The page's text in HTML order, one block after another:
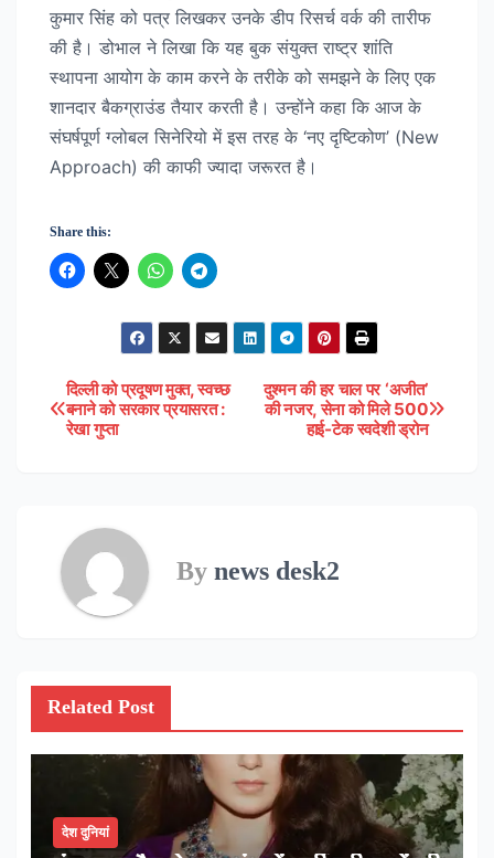
कुमार सिंह को पत्र लिखकर उनके डीप रिसर्च वर्क की तारीफ
की है। डोभाल ने लिखा कि यह बुक संयुक्त राष्ट्र शांति
स्थापना आयोग के काम करने के तरीके को समझने के लिए एक
शानदार बैकग्राउंड तैयार करती है। उन्होंने कहा कि आज के
संघर्षपूर्ण ग्लोबल सिनेरियो में इस तरह के ‘नए दृष्टिकोण’ (New
Approach) की काफी ज्यादा जरूरत है।
Share this:
Post
navigation
दुश्मन की हर चाल पर ‘अजीत’
की नजर, सेना को मिले 500
हाई-टेक स्वदेशी ड्रोन
दिल्ली को प्रदूषण मुक्त, स्वच्छ
बनाने को सरकार प्रयासरत :
रेखा गुप्ता
By news desk2
Related Post
देश दुनियां